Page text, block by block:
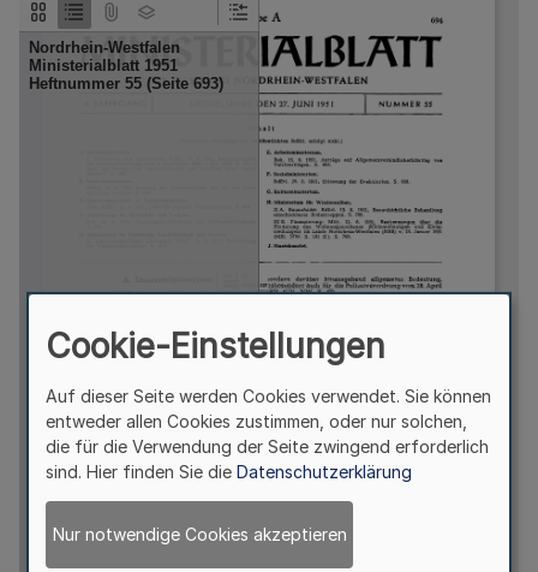
Cookie-Einstellungen
Auf dieser Seite werden Cookies verwendet. Sie können
entweder allen Cookies zustimmen, oder nur solchen,
die für die Verwendung der Seite zwingend erforderlich
sind. Hier finden Sie die Datenschutzerklärung
Nur notwendige Cookies akzeptieren